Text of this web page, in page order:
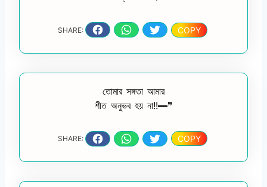
SHARE: COPY
তোমার সঙ্গতা আমার
শীত অনুভব হয় না!!━❞
SHARE: COPY